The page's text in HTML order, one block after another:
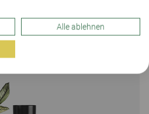
zu Allé
Alle ablehnen